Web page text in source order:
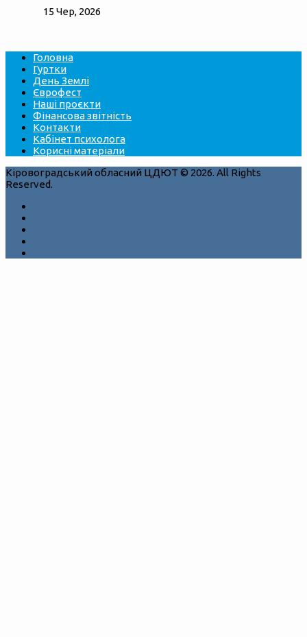
15 Чер, 2026
Головна
Гуртки
День Землі
Єврофест
Наші проєкти
Фінансова звітність
Контакти
Кабінет психолога
Корисні матеріали
Кіровоградський обласний ЦДЮТ © 2026. All Rights
Reserved.